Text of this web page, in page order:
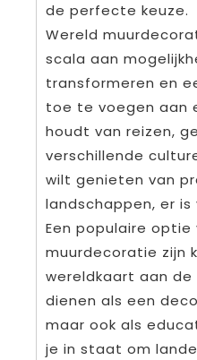
de perfecte keuze.
Wereld
scala aan
transformeren en
toe te voegen aan
houdt van reizen,
verschillende
wilt genieten van
landschappen, er is
Een populaire optie
muurdecoratie zijn
wereldkaart aan de
dienen als een
maar ook als
je in staat om